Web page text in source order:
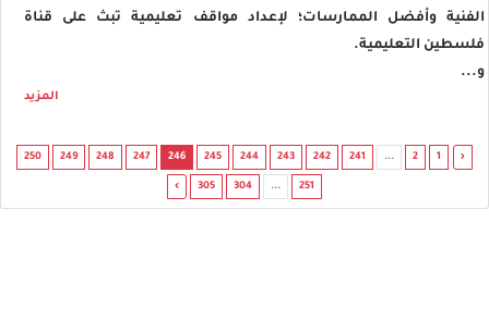
الفنية وأفضل الممارسات؛ لإعداد مواقف تعليمية تبث على قناة
فلسطين التعليمية.
و...
المزيد
‹
1
2
...
241
242
243
244
245
246
247
248
249
250
251
...
304
305
›